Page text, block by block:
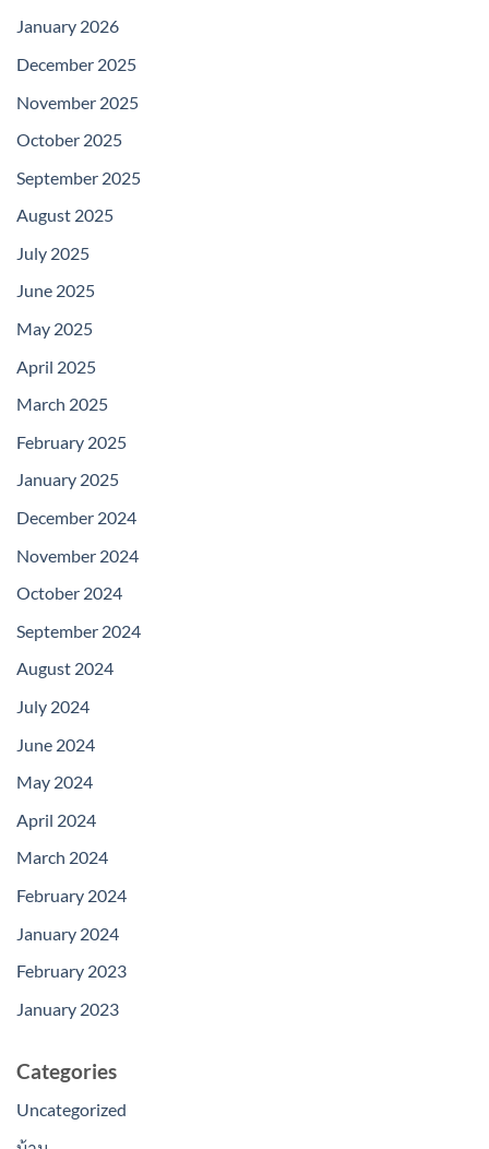
January 2026
December 2025
November 2025
October 2025
September 2025
August 2025
July 2025
June 2025
May 2025
April 2025
March 2025
February 2025
January 2025
December 2024
November 2024
October 2024
September 2024
August 2024
July 2024
June 2024
May 2024
April 2024
March 2024
February 2024
January 2024
February 2023
January 2023
Categories
Uncategorized